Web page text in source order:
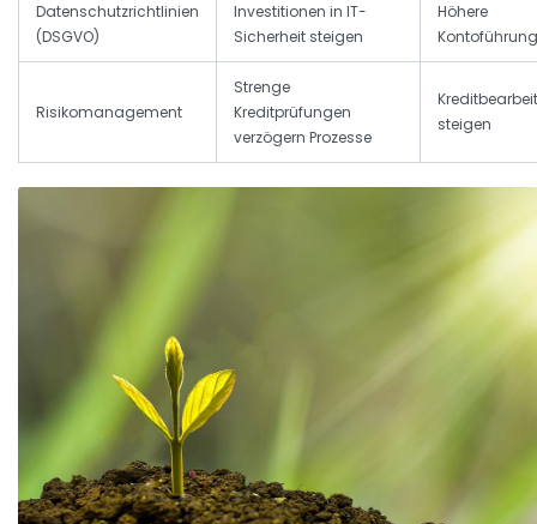
Datenschutzrichtlinien
(DSGVO)
Investitionen in IT-
Sicherheit steigen
Höhere
Risikomanagement
Strenge
Kreditprüfungen
verzögern Prozesse
steigen